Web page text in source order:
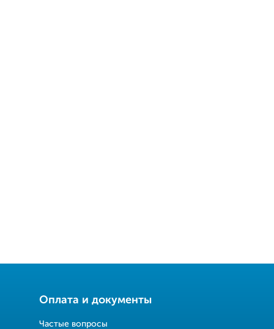
Оплата и документы
Частые вопросы